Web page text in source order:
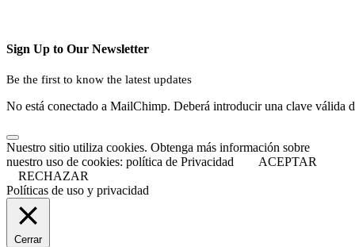
Sign Up to Our Newsletter
Be the first to know the latest updates
No está conectado a MailChimp. Deberá introducir una clave válida
Nuestro sitio utiliza cookies. Obtenga más información sobre
nuestro uso de cookies: política de Privacidad
ACEPTAR
RECHAZAR
Políticas de uso y privacidad
Cerrar